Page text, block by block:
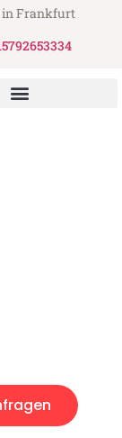
in Frankfurt